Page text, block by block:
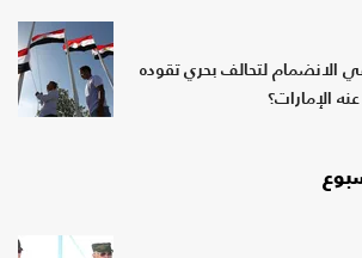
الانضمام لتحالف بحري تقوده
الإمارات؟